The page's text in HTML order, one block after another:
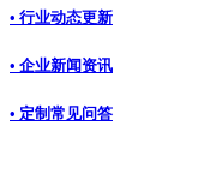
• 行业动态更新
• 企业新闻资讯
• 定制常见问答